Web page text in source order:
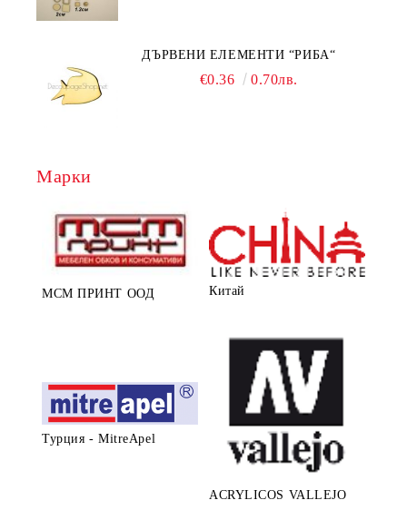
ДЪРВЕНИ ЕЛЕМЕНТИ “РИБА“
€0.36 0.70лв.
Марки
МСМ ПРИНТ ООД Китай
Турция - MitreApel
ACRYLICOS VALLEJO